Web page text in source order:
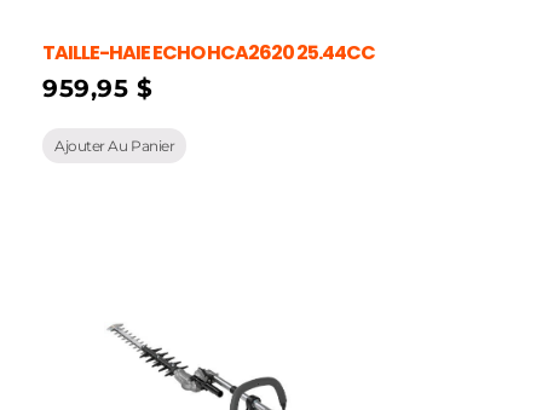
TAILLE-HAIE ECHO HCA2620 25.44CC
959,95$
Ajouter Au Panier